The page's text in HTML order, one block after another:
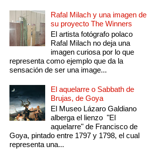
Rafal Milach y una imagen de
su proyecto The Winners
El artista fotógrafo polaco
Rafal Milach no deja una
imagen curiosa por lo que
representa como ejemplo que da la
sensación de ser una image...
El aquelarre o Sabbath de
Brujas, de Goya
El Museo Lázaro Galdiano
alberga el lienzo "El
aquelarre" de Francisco de
Goya, pintado entre 1797 y 1798, el cual
representa una...